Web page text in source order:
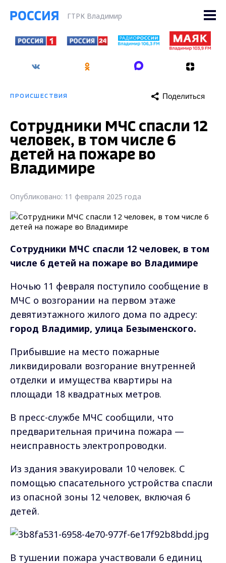
ГТРК Владимир
ПРОИСШЕСТВИЯ Поделиться
Сотрудники МЧС спасли 12
человек, в том числе 6
детей на пожаре во
Владимире
Опубликовано: 11 февраля 2025 года
Сотрудники МЧС спасли 12 человек, в том
числе 6 детей на пожаре во Владимире
Ночью 11 февраля поступило сообщение в
МЧС о возгорании на первом этаже
девятиэтажного жилого дома по адресу:
город Владимир, улица Безыменского.
Прибывшие на место пожарные
ликвидировали возгорание внутренней
отделки и имущества квартиры на
площади 18 квадратных метров.
В пресс-службе МЧС сообщили, что
предварительная причина пожара —
неисправность электропроводки.
Из здания эвакуировали 10 человек. С
помощью спасательного устройства спасли
из опасной зоны 12 человек, включая 6
детей.
В тушении пожара участвовали 6 единиц